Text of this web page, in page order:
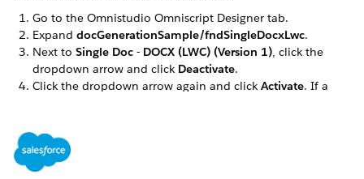
Go to the Omnistudio Omniscript Designer tab.
Expand docGenerationSample/fndSingleDocxLwc.
Next to Single Doc - DOCX (LWC) (Version 1), click the
dropdown arrow and click Deactivate.
Click the dropdown arrow again and click Activate. If a
docGenerationSample/fndSingleDocxServersideLwc,
docGenerationSample/fndMultiDocxLwc, and
docGenerationSample/fndMultiPDFConvertLwc